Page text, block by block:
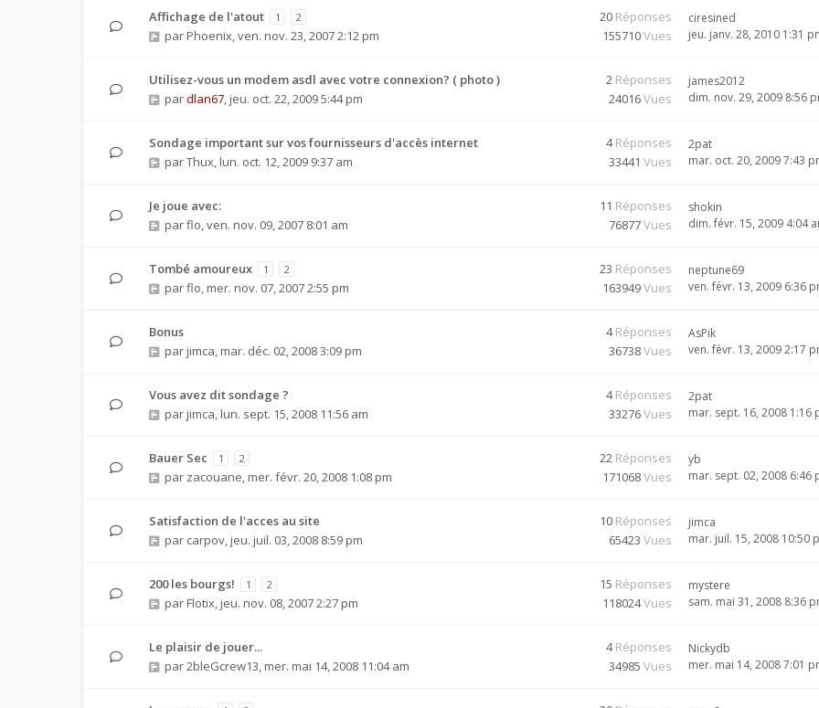
Affichage de l'atout 1 2
par Phoenix,ven. nov. 23, 2007 2:12 pm
20 Réponses
155710Vues
ciresined
jeu. janv. 28, 2010 1:31
Utilisez-vous un modem asdl avec votre connexion? ( photo )
pardlan67, jeu. oct. 22, 2009 5:44 pm
2 Réponses
24016Vues
james2012
dim. nov. 29, 2009 8:56
Sondage important sur vos fournisseurs d'accès internet
parThux, lun. oct. 12, 2009 9:37 am
4Réponses
33441 Vues
2pat
mar. oct. 20, 2009 7:43
Je joue avec:
parflo,ven. nov. 09, 2007 8:01 am
11 Réponses
76877Vues
shokin
dim. févr. 15, 2009 4:04
Tombé amoureux 1 2
parflo, mer. nov. 07, 2007 2:55 pm
23 Réponses
163949Vues
neptune69
ven. févr. 13, 2009 6:36
Bonus
par jimca, mar. déc. 02, 2008 3:09 pm
4Réponses
36738Vues
AsPik
ven. févr. 13, 2009 2:17
Vous avez dit sondage ?
par jimca, lun. sept. 15, 2008 11:56 am
4Réponses
33276Vues
2pat
mar. sept. 16, 2008 1:16
Bauer Sec 1 2
par zacouane, mer. févr. 20, 2008 1:08 pm
22 Réponses
171068Vues
yb
mar. sept. 02, 2008 6:46
Satisfaction de l'acces au site
par carpov, jeu. juil. 03, 2008 8:59 pm
10 Réponses
65423 Vues
jimca
mar. juil. 15, 2008 10:50
200 les bourgs! 1 2
par Flotix, jeu. nov. 08, 2007 2:27 pm
15 Réponses
118024Vues
mystere
sam. mai 31, 2008 8:36
Le plaisir de jouer...
par2bleGcrew13, mer. mai 14, 2008 11:04 am
4Réponses
34985 Vues
Nickydb
mer. mai 14, 2008 7:01